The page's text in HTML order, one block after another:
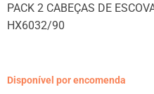
PACK 2 CABEÇAS DE
HX6032/90
Disponível por encomenda